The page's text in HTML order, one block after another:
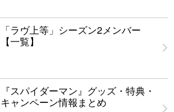
「ラヴ上等」シーズン2メンバー
【一覧】
『スパイダーマン』グッズ・特典・
キャンペーン情報まとめ